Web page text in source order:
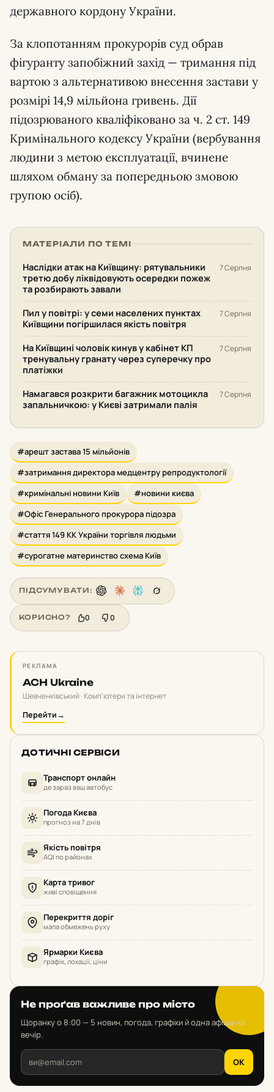
державного кордону України.
За клопотанням прокурорів суд обрав
фігуранту запобіжний захід — тримання під
вартою з альтернативою внесення застави у
розмірі 14,9 мільйона гривень. Дії
підозрюваного кваліфіковано за ч. 2 ст. 149
Кримінального кодексу України (вербування
людини з метою експлуатації, вчинене
шляхом обману за попередньою змовою
групою осіб).
МАТЕРІАЛИ ПО ТЕМІ
Наслідки атак на Київщину: рятувальники
третю добу ліквідовують осередки пожеж
та розбирають завали
7 Серпня
Пил у повітрі: у семи населених пунктах
Київщини погіршилася якість повітря
7 Серпня
На Київщині чоловік кинув у кабінет КП
тренувальну гранату через суперечку про
платіжки
7 Серпня
Намагався розкрити багажник мотоцикла
запальничкою: у Києві затримали палія
7 Серпня
#арешт застава 15 мільйонів
#затримання директора медцентру репродуктології
#кримінальні новини Київ
#новини києва
#Офіс Генерального прокурора підозра
#стаття 149 КК України торгівля людьми
#сурогатне материнство схема Київ
ПІДСУМУВАТИ:
КОРИСНО? 0 0
РЕКЛАМА
ACH Ukraine
Шевченківський · Комп'ютери та інтернет
Перейти→
ДОТИЧНІ СЕРВІСИ
Транспорт онлайн
де зараз ваш автобус
Погода Києва
прогноз на 7 днів
Якість повітря
AQI по районах
Карта тривог
живі сповіщення
Перекриття доріг
мапа обмежень руху
Ярмарки Києва
графік, локації, ціни
Не проґав важливе про місто
Щоранку о 8:00 — 5 новин, погода, графіки й одна афіша на
вечір.
OK